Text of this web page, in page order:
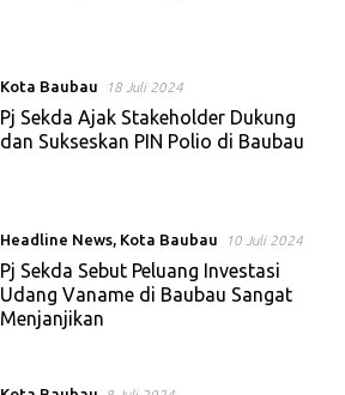
Kota Baubau 18 Juli 2024
Pj Sekda Ajak Stakeholder Dukung
dan Sukseskan PIN Polio di Baubau
Headline News, Kota Baubau 10 Juli 2024
Pj Sekda Sebut Peluang Investasi
Udang Vaname di Baubau Sangat
Menjanjikan